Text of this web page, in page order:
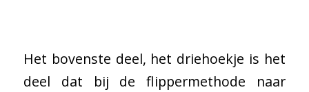
Het bovenste deel, het driehoekje is het
deel dat bij de flippermethode naar